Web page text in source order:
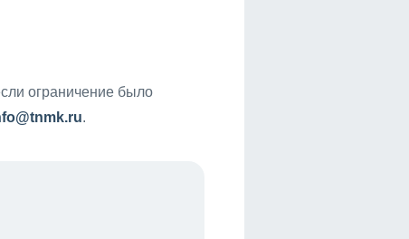
ограничение было
.